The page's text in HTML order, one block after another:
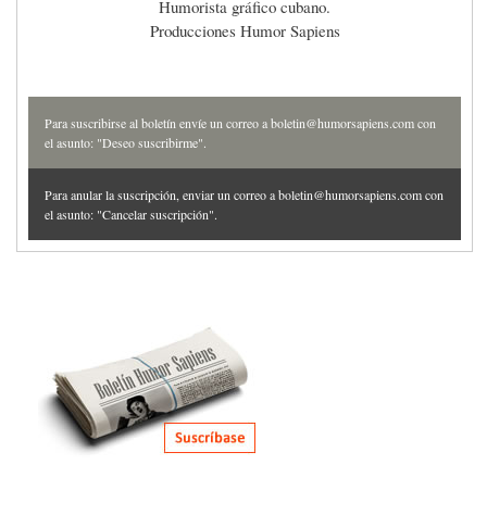
Humorista gráfico cubano.
Producciones Humor Sapiens
Para suscribirse al boletín envíe un correo a boletin@humorsapiens.com con
el asunto: "Deseo suscribirme".
Para anular la suscripción, enviar un correo a boletin@humorsapiens.com con
el asunto: "Cancelar suscripción".